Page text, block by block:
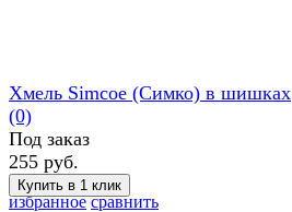
избранное сравнить
Хмель Simcoe (Симко) в шишках
(0)
Под заказ
255 руб.